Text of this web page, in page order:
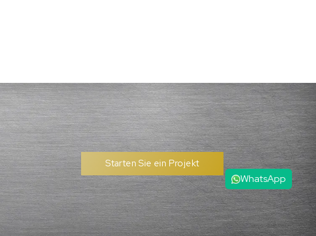
Starten Sie ein Projekt
WhatsApp